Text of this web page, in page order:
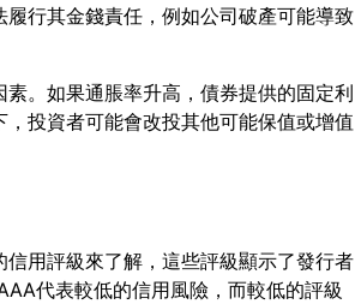
行其金錢責任，例如公司破產可能導致
。如果通脹率升高，債券提供的固定利
投資者可能會改投其他可能保值或增值
用評級來了解，這些評級顯示了發行者
代表較低的信用風險，而較低的評級